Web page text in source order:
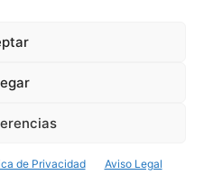
de Privacidad Aviso Legal